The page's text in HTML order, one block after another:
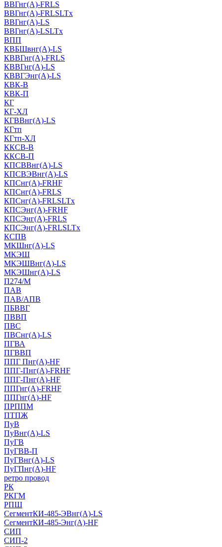
ВВГнг(А)-FRLS
ВВГнг(А)-FRLSLTx
ВВГнг(А)-LS
ВВГнг(А)-LSLTx
ВПП
КВБШвнг(А)-LS
КВВГнг(А)-FRLS
КВВГнг(А)-LS
КВВГЭнг(А)-LS
КВК-В
КВК-П
КГ
КГ-ХЛ
КГВВнг(А)-LS
КГтп
КГтп-ХЛ
ККСВ-В
ККСВ-П
КПСВВнг(А)-LS
КПСВЭВнг(А)-LS
КПСнг(А)-FRHF
КПСнг(А)-FRLS
КПСнг(А)-FRLSLTx
КПСЭнг(А)-FRHF
КПСЭнг(А)-FRLS
КПСЭнг(А)-FRLSLTx
КСПВ
МКШнг(А)-LS
МКЭШ
МКЭШВнг(А)-LS
МКЭШнг(А)-LS
П274/М
ПАВ
ПАВ/АПВ
ПБВВГ
ПВВП
ПВС
ПВСнг(А)-LS
ПГВА
ПГВВП
ППГ Пнг(А)-HF
ППГ-Пнг(А)-FRHF
ППГ-Пнг(А)-HF
ППГнг(А)-FRHF
ППГнг(А)-HF
ПРППМ
ПТПЖ
ПуВ
ПуВнг(А)-LS
ПуГВ
ПуГВВ-П
ПуГВнг(А)-LS
ПуГПнг(А)-HF
ретро провод
РК
РКГМ
РПШ
СегментКИ-485-ЭВнг(А)-LS
СегментКИ-485-Энг(А)-HF
СИП
СИП-2